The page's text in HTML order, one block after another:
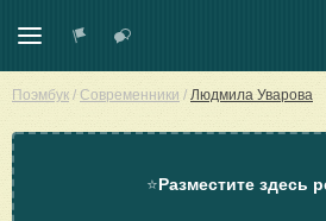
Поэмбук / Современники / Людмила Уварова
⭐Разместите здесь